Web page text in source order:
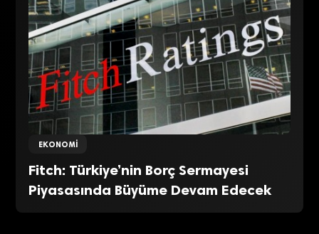
EKONOMI
Fitch: Türkiye’nin Borç Sermayesi
Piyasasında Büyüme Devam Edecek